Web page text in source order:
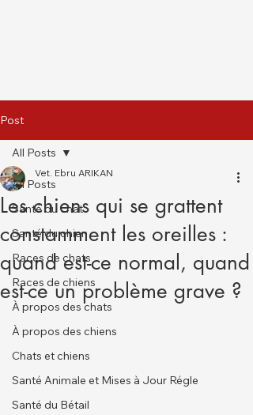
Post
All Posts
Santé du chat
Santé du chien
Races de chats
Races de chiens
À propos des chats
À propos des chiens
Chats et chiens
Santé Animale et Mises à Jour Régle
Santé du Bétail
All Posts
Les chiens qui se grattent
constamment les oreilles :
quand est-ce normal, quand
est-ce un problème grave ?
Vet. Ebru ARIKAN